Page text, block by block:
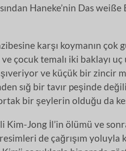
Haneke’nin Das
karşı koymanın
çocuk temalı iki baklayı
ve küçük bir zincir
sığ bir tavır peşinde
bir şeylerin olduğu da
Kim-Jong İl’in ölümü ve
de çağrışım